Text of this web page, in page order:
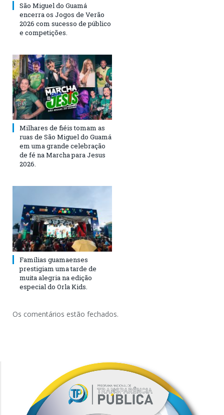
São Miguel do Guamá
encerra os Jogos de Verão
2026 com sucesso de público
e competições.
Milhares de fiéis tomam as
ruas de São Miguel do Guamá
em uma grande celebração
de fé na Marcha para Jesus
2026.
Famílias guamaenses
prestigiam uma tarde de
muita alegria na edição
especial do Orla Kids.
Os comentários estão fechados.